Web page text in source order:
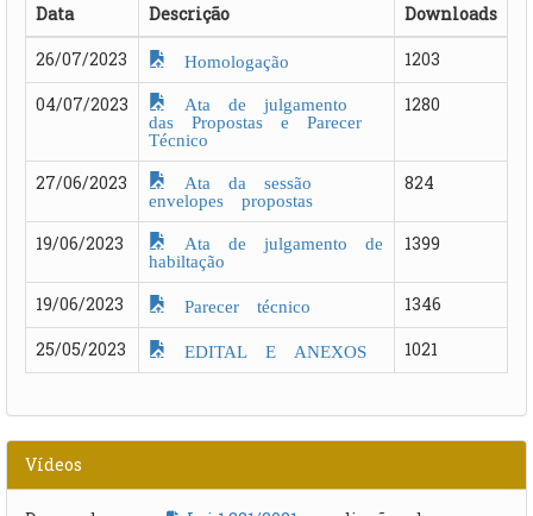
Data Descrição
Downloads
26/07/2023
Homologação
1203
04/07/2023
Ata de julgamento
das Propostas e Parecer
Técnico
1280
27/06/2023
Ata da sessão
envelopes propostas
824
19/06/2023
Ata de julgamento de
habiltação
1399
19/06/2023 Parecer técnico
1346
25/05/2023
EDITAL E ANEXOS 1021
Vídeos